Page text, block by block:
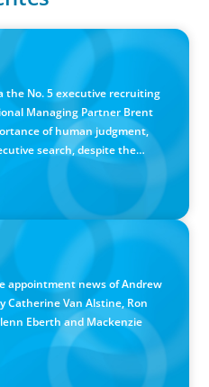
and Use of AI
the No. 5 executive recruiting
Managing Partner Brent
of human judgment,
search, despite the
New CEO
appointment news of Andrew
Catherine Van Alstine, Ron
Eberth and Mackenzie